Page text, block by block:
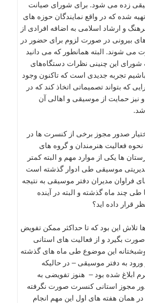
زده می شود. برای شورای صیانت
شده که در واقع نمایندگان حوزه های
و ارشاد اسلامی به اضافه افرادی از
بیرونی در صورت لزوم برای حضور در
شوند. البته همانطور که می دانید
شورای این چنینی نظرات دستگاه‌های
تجربه جدیدی است که تاکنون وجود
که بتواند تصمیماتی اتخاذ کند که در
و نیز حمایت از موسیقی و اهالی آن
صدور مجوز برخی از کنسرت ها در
فعالیت هنرمندان و گروه های
ها یکی از موارد مهم و البته کمتر
موسیقی طی ادوار گذشته است
فراوان مدیران دفتر موسیقی به نتیجه
طی چند ماه گذشته و البته در آینده
قرار داده اید؟
تلاش این بود که تا حداکثر ممکن تفویض
صورت بگیرد و از فعالیت های استانی
این موضوع طی ماه های گذشته
ورود به دفتر موسیقی – در حالیکه
ابلاغ شده بود – هنوز تفویضی به
مجوز استانی کنسرت صورت نگرفته
همان هفته های اول این مهم انجام